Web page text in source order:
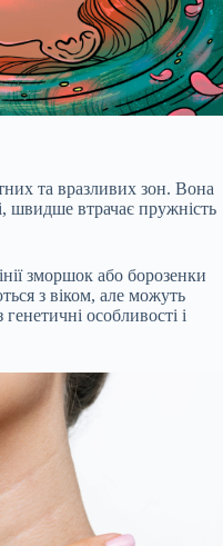
та вразливих зон. Вона
швидше втрачає пружність
зморшок або борозенки
з віком, але можуть
особливості і